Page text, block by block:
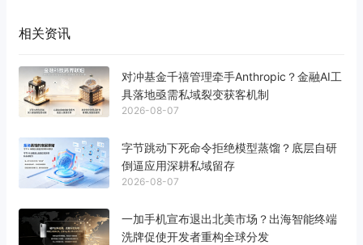
相关资讯
对冲基金千禧管理牵手Anthropic？金融AI工
具落地亟需私域裂变获客机制
2026-08-07
字节跳动下死命令拒绝模型蒸馏？底层自研
倒逼应用深耕私域留存
2026-08-07
一加手机宣布退出北美市场？出海智能终端
洗牌促使开发者重构全球分发